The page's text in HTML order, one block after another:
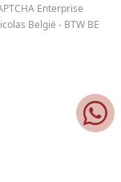
Enterprise
België - BTW BE